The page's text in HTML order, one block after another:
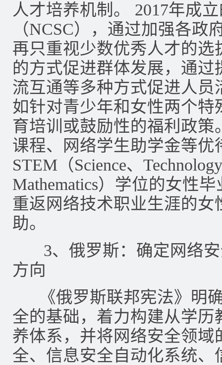
人才培养机制。 2017年成
（NCSC），通过加强各
再只重视少数优秀人才的
的方式促进群体发展，通
流互通等多种方式促进人
如针对青少年和女性两个
育培训或鼓励性的福利政
课程、网络学生助学金等优
STEM（Science、
Mathematics）学位的女性
重返网络技术职业生涯的
助。
3、俄罗斯：确定网络安
方向
《俄罗斯联邦宪法》明
全的基础，着力构建从学
养体系，并将网络安全领
全、信息安全自动化系统